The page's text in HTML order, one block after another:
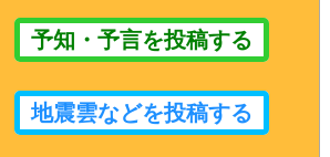
予知・予言を投稿する
地震雲などを投稿する